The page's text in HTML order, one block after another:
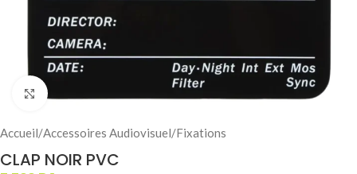
Click to enlarge
Accueil/Accessoires Audiovisuel/Fixations
CLAP NOIR PVC